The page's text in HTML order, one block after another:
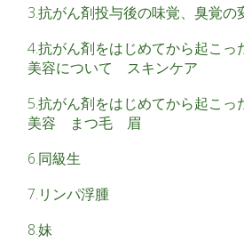
3.抗がん剤投与後の味覚、臭覚の
4.抗がん剤をはじめてから起こっ
美容について スキンケア
5.抗がん剤をはじめてから起こっ
美容 まつ毛 眉
6.同級生
7.リンパ浮腫
8.妹